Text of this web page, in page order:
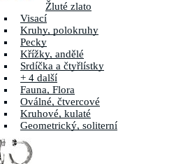
Žluté zlato
Visací
Kruhy, polokruhy
Pecky
Křížky, andělé
Srdíčka a čtyřlístky
+ 4 další
Fauna, Flora
Oválné, čtvercové
Kruhové, kulaté
Geometrický, soliterní